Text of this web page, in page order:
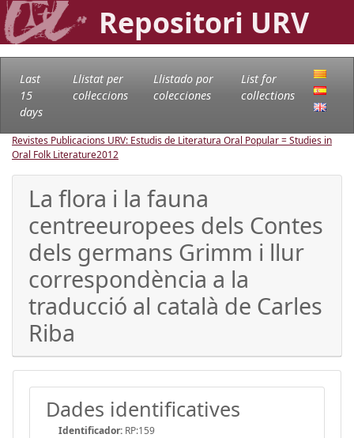
Repositori URV
Last
15
days
Llistat per
col·leccions
Llistado por
colecciones
List for
collections
Revistes Publicacions URV: Estudis de Literatura Oral Popular = Studies in
Oral Folk Literature2012
La flora i la fauna
centreeuropees dels Contes
dels germans Grimm i llur
correspondència a la
traducció al català de Carles
Riba
Dades identificatives
Identificador: RP:159